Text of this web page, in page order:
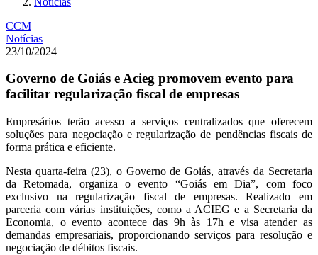
CCM
Notícias
23/10/2024
Governo de Goiás e Acieg promovem evento para
facilitar regularização fiscal de empresas
Empresários terão acesso a serviços centralizados que oferecem
soluções para negociação e regularização de pendências fiscais de
forma prática e eficiente.
Nesta quarta-feira (23), o Governo de Goiás, através da Secretaria
da Retomada, organiza o evento “Goiás em Dia”, com foco
exclusivo na regularização fiscal de empresas. Realizado em
parceria com várias instituições, como a ACIEG e a Secretaria da
Economia, o evento acontece das 9h às 17h e visa atender as
demandas empresariais, proporcionando serviços para resolução e
negociação de débitos fiscais.